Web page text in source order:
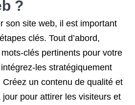
?
son site web, il est important
clés. Tout d’abord,
clés pertinents pour votre
les stratégiquement
un contenu de qualité et
pour attirer les visiteurs et